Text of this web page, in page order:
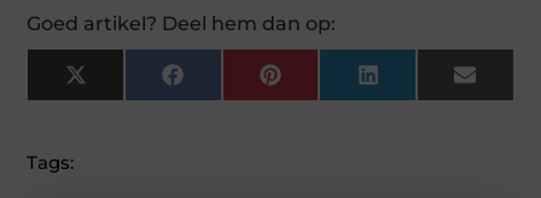
Goed artikel? Deel hem dan op:
X
(
F
A
P
I
L
I
E
M
Tags: